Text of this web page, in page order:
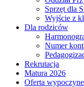
Sprzęt dla
Wyjście z
Dla rodziców
Numer
Rekrutacja
Matura 2026
Oferta